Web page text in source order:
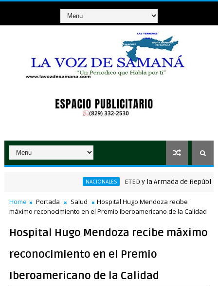
NACIONALES ETED y la Armada de República
ganador de RD$37 millones con el Loto
Home Portada Salud
Hospital Hugo Mendoza recibe
máximo reconocimiento en el Premio Iberoamericano de la Calidad
Hospital Hugo Mendoza recibe máximo
reconocimiento en el Premio
Iberoamericano de la Calidad